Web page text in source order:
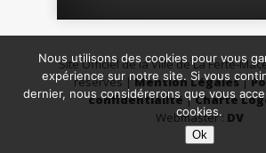
Site Officiel de la Ville de La Ferté-
réservés |Mention Légales|
confidentialité|Charte
Webmaster : DV
Nous utilisons des cookies pour vous
expérience sur notre site. Si vous
dernier, nous considérerons que vous
cookies.
Ok